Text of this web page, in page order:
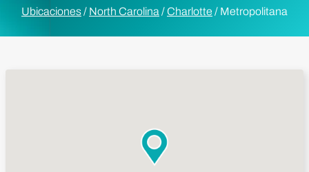
Ubicaciones/ North Carolina /Charlotte / Metropolitana